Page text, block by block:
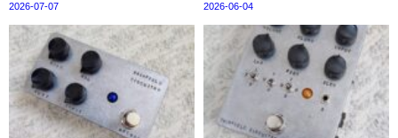
2026-07-07 2026-06-04